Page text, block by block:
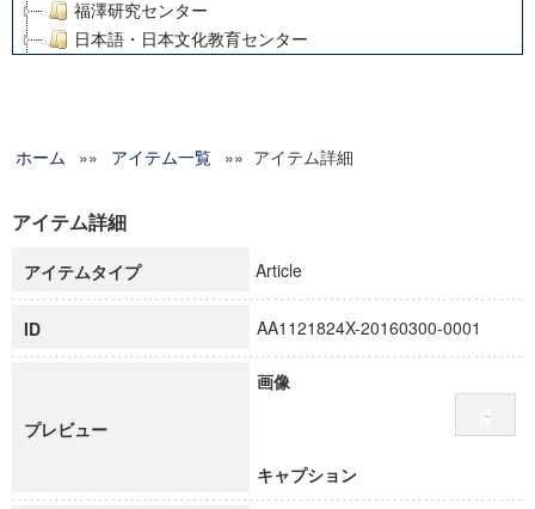
福澤研究センター
日本語・日本文化教育センター
グローバルリサーチインスティテュート
科学研究費補助金研究成果報告書
慶應義塾大学グローバルCOEプログラム市民社会ガバナンス
慶應義塾大学グローバルCOEプログラム論理と感性の先端的
博士課程教育リーディングプログラム「超成熟社会発展のサ
学術雑誌掲載論文等(8)
ホーム »» アイテム一覧 »» アイテム詳細
アイテム詳細
アイテムタイプ Article
ID AA1121824X-20160300-0001
プレビュー
画像
キャプション